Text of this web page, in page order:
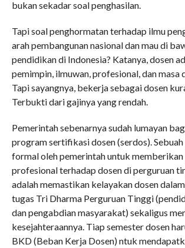
bukan sekadar soal penghasilan.
Tapi soal penghormatan terhadap ilmu
arah pembangunan nasional dan mau di
pendidikan di Indonesia? Katanya, dosen
pemimpin, ilmuwan, profesional, dan masa
Tapi sayangnya, bekerja sebagai dosen
Terbukti dari gajinya yang rendah.
Pemerintah sebenarnya sudah lumayan
program sertifikasi dosen (serdos).
formal oleh pemerintah untuk memberikan
profesional terhadap dosen di perguruan
adalah memastikan kelayakan dosen
tugas Tri Dharma Perguruan Tinggi
dan pengabdian masyarakat) sekaligus
kesejahteraannya. Tiap semester dosen
BKD (Beban Kerja Dosen) ntuk